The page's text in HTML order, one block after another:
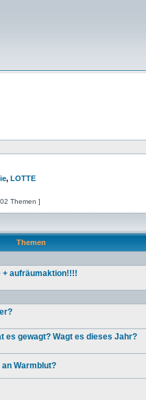
, LOTTE
Themen ]
Themen
+ aufräumaktion!!!!
es gewagt? Wagt es dieses Jahr?
Warmblut?